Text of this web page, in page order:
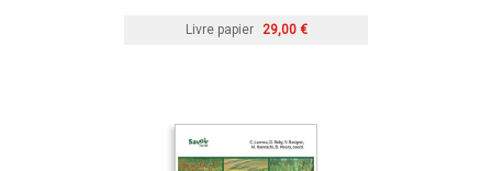
Livre papier 29,00 €